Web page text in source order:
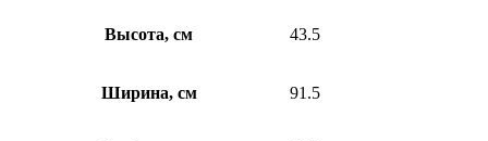
Высота, см 43.5
Ширина, см 91.5